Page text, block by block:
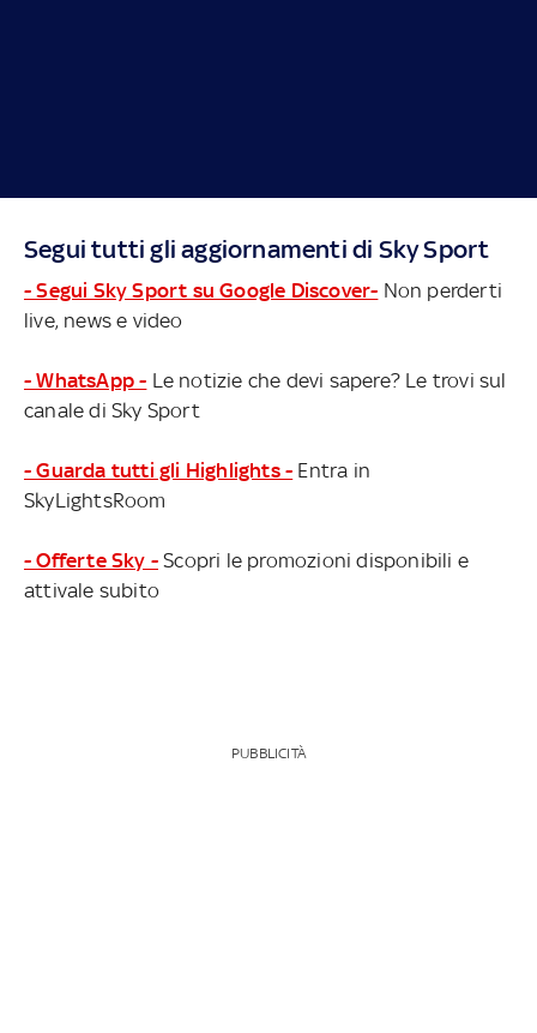
Segui tutti gli aggiornamenti di Sky Sport
- Segui Sky Sport su Google Discover- Non perderti
live, news e video
- WhatsApp - Le notizie che devi sapere? Le trovi sul
canale di Sky Sport
- Guarda tutti gli Highlights - Entra in
SkyLightsRoom
- Offerte Sky - Scopri le promozioni disponibili e
attivale subito
PUBBLICITÀ